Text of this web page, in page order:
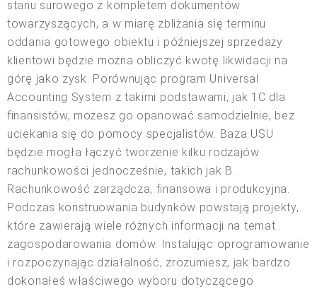
stanu surowego z kompletem dokumentów
towarzyszących, a w miarę zbliżania się terminu
oddania gotowego obiektu i późniejszej sprzedaży
klientowi będzie można obliczyć kwotę likwidacji na
górę jako zysk. Porównując program Universal
Accounting System z takimi podstawami, jak 1C dla
finansistów, możesz go opanować samodzielnie, bez
uciekania się do pomocy specjalistów. Baza USU
będzie mogła łączyć tworzenie kilku rodzajów
rachunkowości jednocześnie, takich jak B.
Rachunkowość zarządcza, finansowa i produkcyjna.
Podczas konstruowania budynków powstają projekty,
które zawierają wiele różnych informacji na temat
zagospodarowania domów. Instalując oprogramowanie
i rozpoczynając działalność, zrozumiesz, jak bardzo
dokonałeś właściwego wyboru dotyczącego